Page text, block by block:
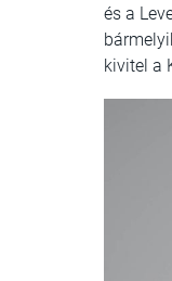
és a
kivitel a